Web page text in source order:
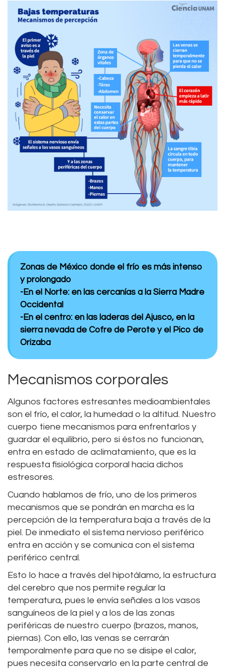
Zonas de México donde el frío es más intenso
y prolongado
-En el Norte: en las cercanías a la Sierra Madre
Occidental
-En el centro: en las laderas del Ajusco, en la
sierra nevada de Cofre de Perote y el Pico de
Orizaba
Mecanismos corporales
Algunos factores estresantes medioambientales
son el frío, el calor, la humedad o la altitud. Nuestro
cuerpo tiene mecanismos para enfrentarlos y
guardar el equilibrio, pero si éstos no funcionan,
entra en estado de aclimatamiento, que es la
respuesta fisiológica corporal hacia dichos
estresores.
Cuando hablamos de frío, uno de los primeros
mecanismos que se pondrán en marcha es la
percepción de la temperatura baja a través de la
piel. De inmediato el sistema nervioso periférico
entra en acción y se comunica con el sistema
periférico central.
Esto lo hace a través del hipotálamo, la estructura
del cerebro que nos permite regular la
temperatura, pues le envía señales a los vasos
sanguíneos de la piel y a los de las zonas
periféricas de nuestro cuerpo (brazos, manos,
piernas). Con ello, las venas se cerrarán
temporalmente para que no se disipe el calor,
pues necesita conservarlo en la parte central de